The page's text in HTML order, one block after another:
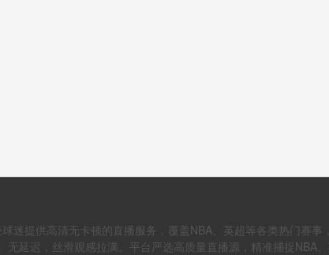
迷提供高清无卡顿的直播服务，覆盖NBA、英超等各类热门赛
延迟，丝滑观感拉满。平台严选高质量直播源，精准捕捉NBA